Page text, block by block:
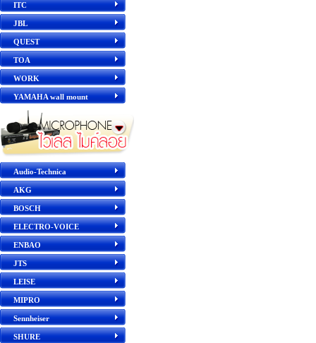
ITC
JBL
QUEST
TOA
WORK
YAMAHA wall mount
Audio-Technica
AKG
BOSCH
ELECTRO-VOICE
ENBAO
JTS
LEISE
MIPRO
Sennheiser
SHURE